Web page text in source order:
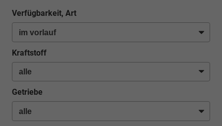
Verfügbarkeit, Art
Kraftstoff
Getriebe